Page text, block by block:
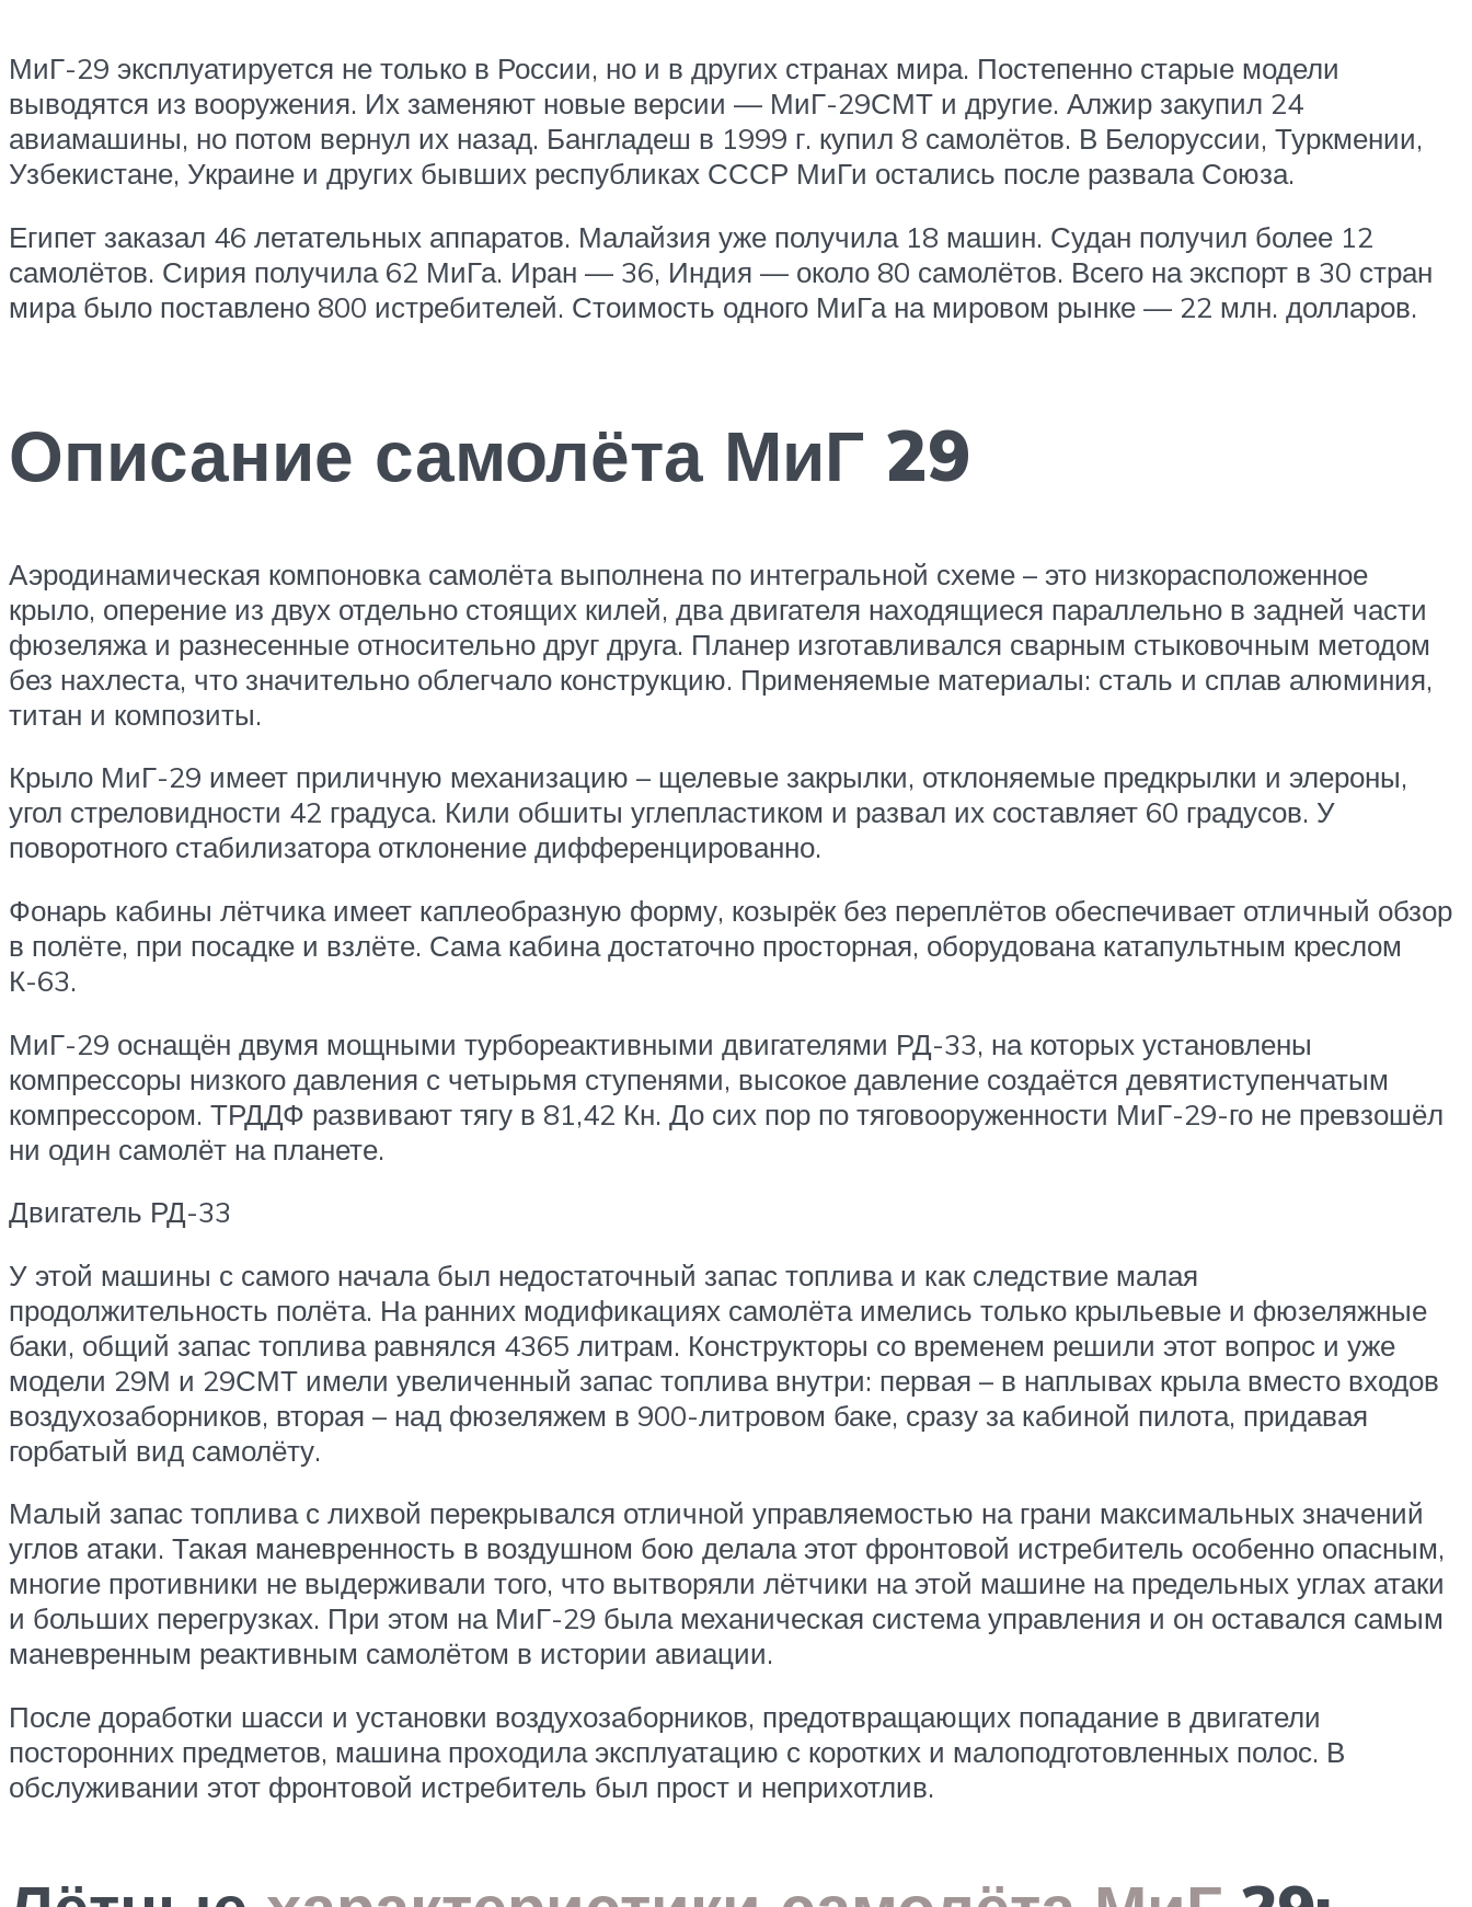
МиГ-29 эксплуатируется не только в России, но и в других странах мира. Постепенно старые модели
выводятся из вооружения. Их заменяют новые версии — МиГ-29СМТ и другие. Алжир закупил 24
авиамашины, но потом вернул их назад. Бангладеш в 1999 г. купил 8 самолётов. В Белоруссии, Туркмении,
Узбекистане, Украине и других бывших республиках СССР МиГи остались после развала Союза.
Египет заказал 46 летательных аппаратов. Малайзия уже получила 18 машин. Судан получил более 12
самолётов. Сирия получила 62 МиГа. Иран — 36, Индия — около 80 самолётов. Всего на экспорт в 30 стран
мира было поставлено 800 истребителей. Стоимость одного МиГа на мировом рынке — 22 млн. долларов.
Описание самолёта МиГ 29
Аэродинамическая компоновка самолёта выполнена по интегральной схеме – это низкорасположенное
крыло, оперение из двух отдельно стоящих килей, два двигателя находящиеся параллельно в задней части
фюзеляжа и разнесенные относительно друг друга. Планер изготавливался сварным стыковочным методом
без нахлеста, что значительно облегчало конструкцию. Применяемые материалы: сталь и сплав алюминия,
титан и композиты.
Крыло МиГ-29 имеет приличную механизацию – щелевые закрылки, отклоняемые предкрылки и элероны,
угол стреловидности 42 градуса. Кили обшиты углепластиком и развал их составляет 60 градусов. У
поворотного стабилизатора отклонение дифференцированно.
Фонарь кабины лётчика имеет каплеобразную форму, козырёк без переплётов обеспечивает отличный обзор
в полёте, при посадке и взлёте. Сама кабина достаточно просторная, оборудована катапультным креслом
К-63.
МиГ-29 оснащён двумя мощными турбореактивными двигателями РД-33, на которых установлены
компрессоры низкого давления с четырьмя ступенями, высокое давление создаётся девятиступенчатым
компрессором. ТРДДФ развивают тягу в 81,42 Кн. До сих пор по тяговооруженности МиГ-29-го не превзошёл
ни один самолёт на планете.
Двигатель РД-33
У этой машины с самого начала был недостаточный запас топлива и как следствие малая
продолжительность полёта. На ранних модификациях самолёта имелись только крыльевые и фюзеляжные
баки, общий запас топлива равнялся 4365 литрам. Конструкторы со временем решили этот вопрос и уже
модели 29М и 29СМТ имели увеличенный запас топлива внутри: первая – в наплывах крыла вместо входов
воздухозаборников, вторая – над фюзеляжем в 900-литровом баке, сразу за кабиной пилота, придавая
горбатый вид самолёту.
Малый запас топлива с лихвой перекрывался отличной управляемостью на грани максимальных значений
углов атаки. Такая маневренность в воздушном бою делала этот фронтовой истребитель особенно опасным,
многие противники не выдерживали того, что вытворяли лётчики на этой машине на предельных углах атаки
и больших перегрузках. При этом на МиГ-29 была механическая система управления и он оставался самым
маневренным реактивным самолётом в истории авиации.
После доработки шасси и установки воздухозаборников, предотвращающих попадание в двигатели
посторонних предметов, машина проходила эксплуатацию с коротких и малоподготовленных полос. В
обслуживании этот фронтовой истребитель был прост и неприхотлив.